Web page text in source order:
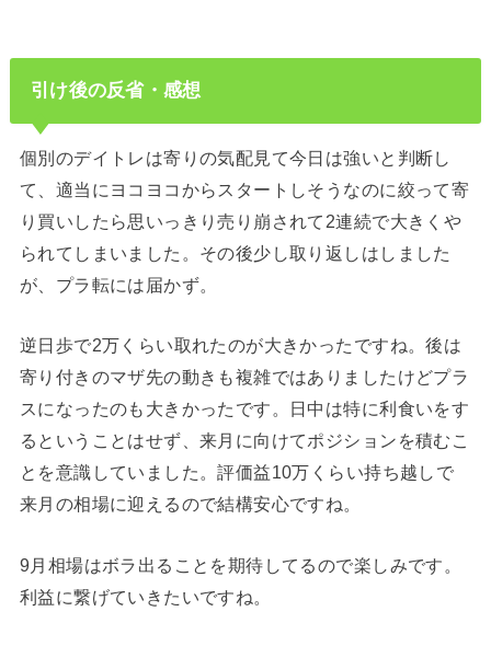
引け後の反省・感想
個別のデイトレは寄りの気配見て今日は強いと判断し
て、適当にヨコヨコからスタートしそうなのに絞って寄
り買いしたら思いっきり売り崩されて2連続で大きくや
られてしまいました。その後少し取り返しはしました
が、プラ転には届かず。
逆日歩で2万くらい取れたのが大きかったですね。後は
寄り付きのマザ先の動きも複雑ではありましたけどプラ
スになったのも大きかったです。日中は特に利食いをす
るということはせず、来月に向けてポジションを積むこ
とを意識していました。評価益10万くらい持ち越しで
来月の相場に迎えるので結構安心ですね。
9月相場はボラ出ることを期待してるので楽しみです。
利益に繋げていきたいですね。